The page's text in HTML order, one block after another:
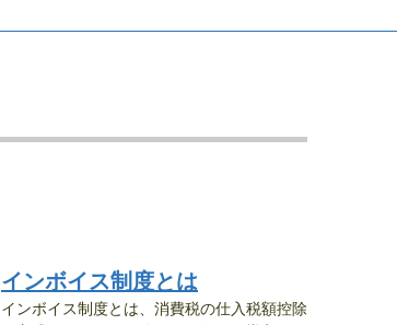
インボイス制度とは
インボイス制度とは、消費税の仕入税額控除